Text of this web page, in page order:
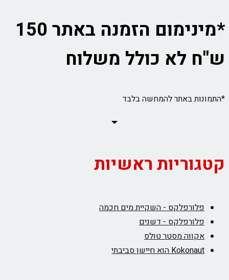
*מינימום הזמנה באתר 150
ש"ח לא כולל משלוח
*התמונות באתר להמחשה בלבד
קטגוריות ראשיות
פלורפלקס - השקיית מים חכמה
פלורפלקס - דשנים
אקווה מסטר טולס
Kokonaut הוא חיישן סביבתי